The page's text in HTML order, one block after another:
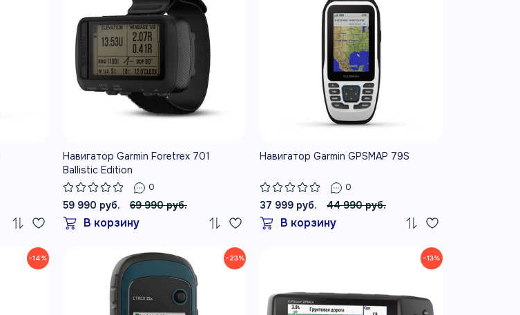
Навигатор Garmin Foretrex 701
Ballistic Edition
0
59 990 руб. 69 990 руб.
В корзину
Навигатор Garmin GPSMAP 79S
0
37 999 руб. 44 990 руб.
В корзину
−14% −23% −13%